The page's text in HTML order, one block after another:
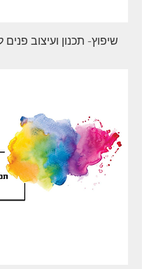
שיפוץ- תכנון ועיצוב פנים לדירת